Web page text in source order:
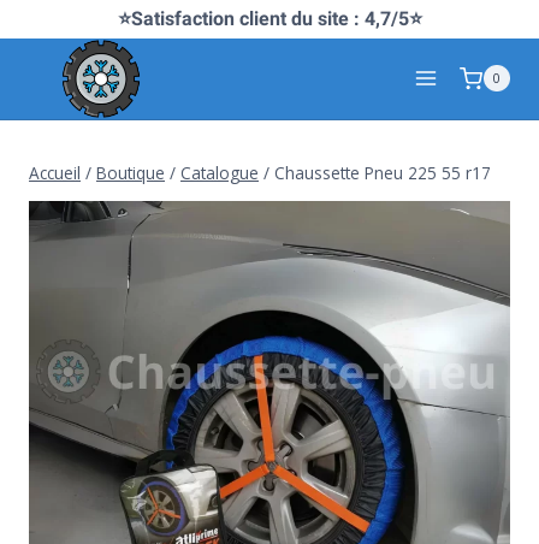
contenu
⭐Satisfaction client du site : 4,7/5⭐
0
Accueil / Boutique / Catalogue / Chaussette Pneu 225 55 r17